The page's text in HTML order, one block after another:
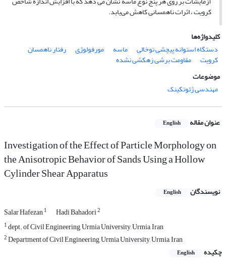
کرویت ، اثرات ناهمسانی کاهش می‌یابد.
کلیدواژه‌ها
دستگاه استوانه پیچشی توخالی
ماسه مورفولوژی رفتار ناهمسان
کرویت
مقاومت برشی زهکشی نشده
موضوعات
مهندسی ژئوتکینک
عنوان مقاله English
Investigation of the Effect of Particle Morphology on
the Anisotropic Behavior of Sands Using a Hollow
Cylinder Shear Apparatus
نویسندگان English
Salar Hafezan1 Hadi Bahadori2
1dept. of Civil Engineering, Urmia University, Urmia, Iran
2Department of Civil Engineering, Urmia University, Urmia, Iran
چکیده
English